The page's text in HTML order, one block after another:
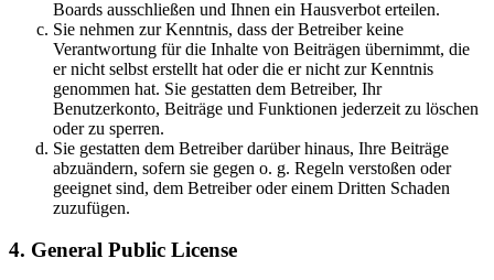
Boards ausschließen und Ihnen ein Hausverbot erteilen.
Sie nehmen zur Kenntnis, dass der Betreiber keine
Verantwortung für die Inhalte von Beiträgen übernimmt, die
er nicht selbst erstellt hat oder die er nicht zur Kenntnis
genommen hat. Sie gestatten dem Betreiber, Ihr
Benutzerkonto, Beiträge und Funktionen jederzeit zu löschen
oder zu sperren.
Sie gestatten dem Betreiber darüber hinaus, Ihre Beiträge
abzuändern, sofern sie gegen o. g. Regeln verstoßen oder
geeignet sind, dem Betreiber oder einem Dritten Schaden
zuzufügen.
4. General Public License